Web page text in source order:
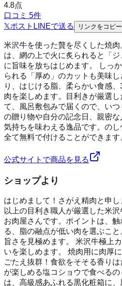
4.8点
口コミ 5件
𝕏ポスト LINEで送る リンクをコピー
米沢牛を使った贅を尽くした焼
は、網の上で火に炙られると「
に旨味を放ちはじめます。 しっ
られる「厚め」のカットも美味
り、はじける脂、柔らかい食感
肉を楽しめます。目利きが厳選
て、風呂敷包みで届くので、い
の贈り物や自分の記念日、親密
気持ちを味わえる逸品です。の
全て無料で付けることができます
公式サイトで商品を見る
ショップより
はじめまして！さがえ精肉と申
以上の目利き職人が厳選した米
お肉屋さんです。ポイントは、
る、脂の融点が低い肉を選ぶこ
旨さを見極めます。 米沢牛極上
いを楽しめます。 焼肉用に肉厚
ごたえ抜群！食欲をそそる香り
が楽しめる塩コショウで食べる
は、高級感あふれる黒化粧箱に